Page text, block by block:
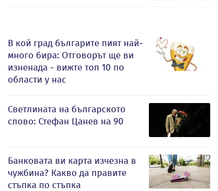
В кой град българите пият най-
много бира: Отговорът ще ви
изненада - вижте топ 10 по
области у нас
Светлината на българското
слово: Стефан Цанев на 90
Банковата ви карта изчезна в
чужбина? Какво да правите
стъпка по стъпка